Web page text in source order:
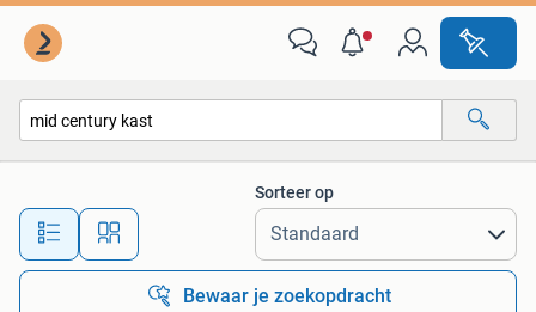
Alle afstanden…
Sorteer op
Bewaar je zoekopdracht